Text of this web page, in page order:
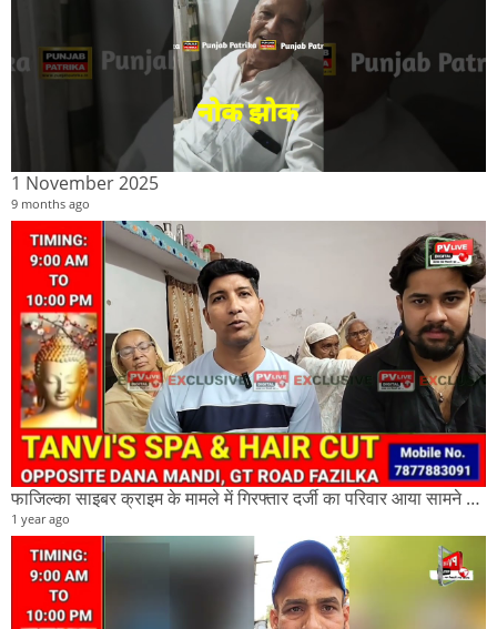
1 November 2025
9 months ago
फाजिल्का साइबर क्राइम के मामले में गिरफ्तार दर्जी का परिवार आया सामने और क्या है इस मामले में
1 year ago